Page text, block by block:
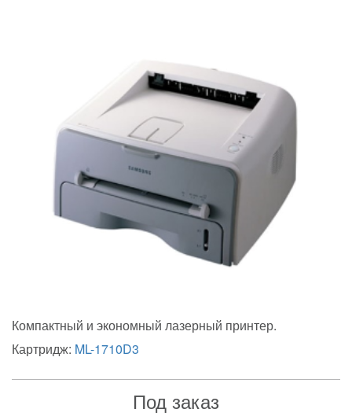
Компактный и экономный лазерный принтер.
Картридж: ML-1710D3
Под заказ